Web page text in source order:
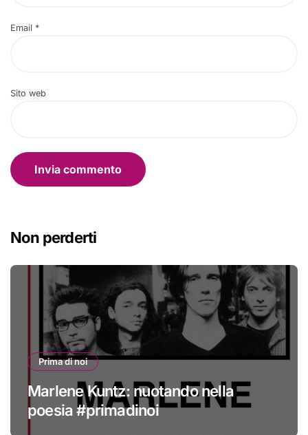
Email *
Sito web
Non perderti
Prima di noi
Marlene Kuntz: nuotando nella
poesia #primadinoi